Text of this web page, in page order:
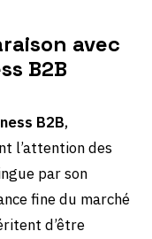
avec
B2B
B2B,
l’attention des
par son
fine du marché
d’être